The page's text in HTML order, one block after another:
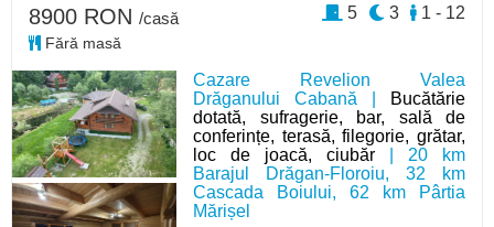
Cazare Revelion Valea
Drăganului Cabană |
Bucătărie
dotată, sufragerie, bar, sală de
conferințe, terasă, filegorie, grătar,
loc de joacă, ciubăr | 20 km
Barajul Drăgan-Floroiu, 32 km
Cascada Boiului, 62 km Pârtia
Mărișel
8900 RON /casă
Fără masă
1 - 12
3
5